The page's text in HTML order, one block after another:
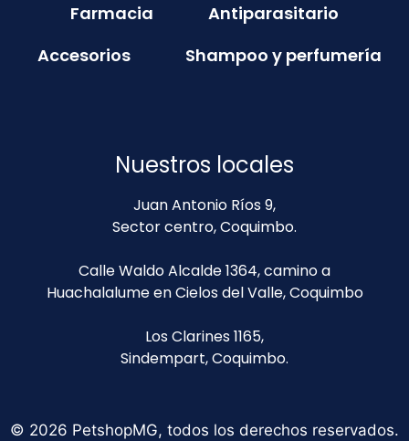
Farmacia
Antiparasitario
Accesorios
Shampoo y perfumería
Nuestros locales
Juan Antonio Ríos 9,
Sector centro, Coquimbo.
Calle Waldo Alcalde 1364, camino a
Huachalalume en Cielos del Valle, Coquimbo
Los Clarines 1165,
Sindempart, Coquimbo.
© 2026 PetshopMG, todos los derechos reservados.